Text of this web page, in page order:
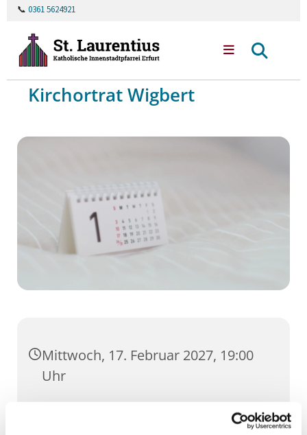
📞 0361 5624921
Kirchortrat Wigbert
Mittwoch, 17. Februar 2027, 19:00
Uhr
Wigbertsaal, Regierungsstraße 74,